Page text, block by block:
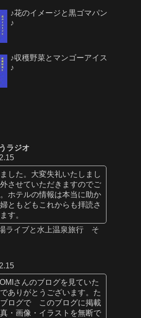
♪花のイメージと黒ゴマパン
♪
♪収穫野菜とマンゴーアイス
♪
ラジオ
した。大変失礼いたしまし
させていただきますのでご
ホテルの情報は本当に助か
ともどもこれからも拝読さ
す。
ライブと水上温泉旅行 そ
さんのブログを見ていた
ありがとうございます。た
ログで このブログに掲載
・画像・イラストを無断で